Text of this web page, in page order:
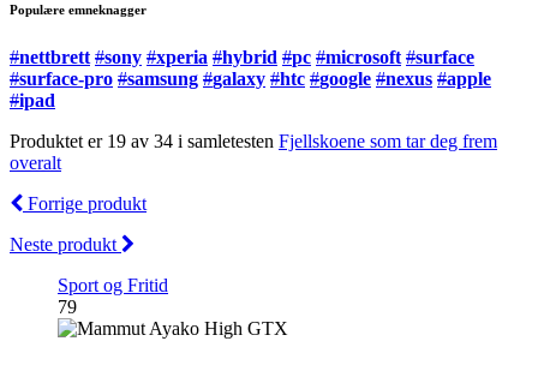
Populære emneknagger
#nettbrett #sony #xperia #hybrid #pc #microsoft #surface
#surface-pro #samsung #galaxy #htc #google #nexus #apple
#ipad
Produktet er 19 av 34 i samletesten Fjellskoene som tar deg frem
overalt
Forrige produkt
Neste produkt
Sport og Fritid
79